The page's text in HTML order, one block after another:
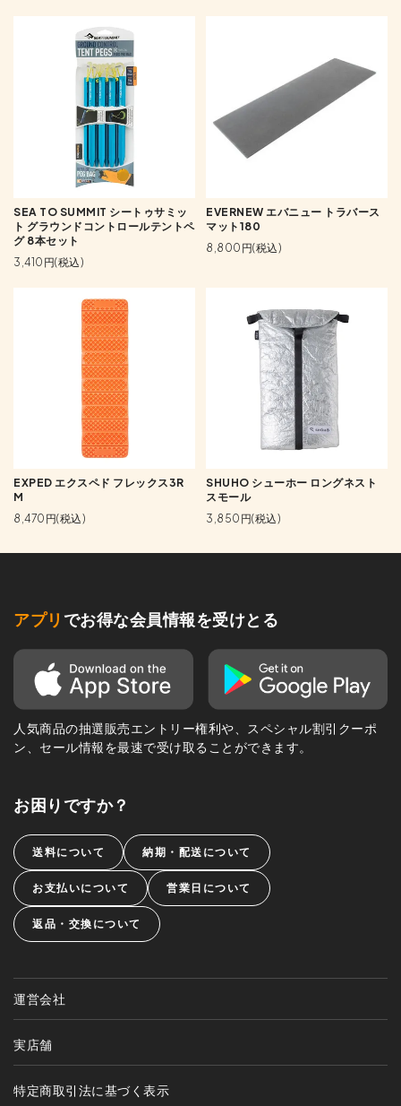
SEA TO SUMMIT シートゥサミッ
ト グラウンドコントロールテントペ
グ 8本セット
3,410円(税込)
EVERNEW エバニュー トラバース
マット180
8,800円(税込)
EXPED エクスペド フレックス3R
M
8,470円(税込)
SHUHO シューホー ロングネスト
スモール
3,850円(税込)
アプリ でお得な会員情報を受けとる
人気商品の抽選販売エントリー権利や、スペシャル割引クーポ
ン、セール情報を最速で受け取ることができます。
お困りですか？
送料について 納期・配送について
お支払いについて 営業日について
返品・交換について
運営会社
実店舗
特定商取引法に基づく表示